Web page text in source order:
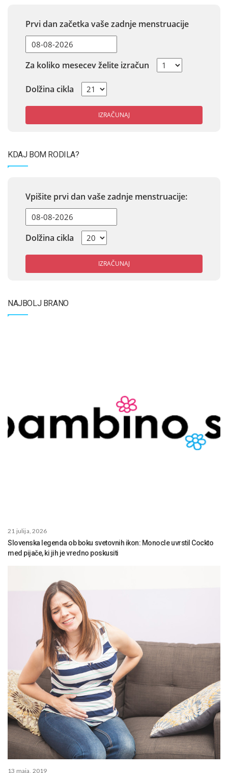
Prvi dan začetka vaše zadnje menstruacije
Za koliko mesecev želite izračun
Dolžina cikla
IZRAČUNAJ
KDAJ BOM RODILA?
Vpišite prvi dan vaše zadnje menstruacije:
Dolžina cikla
IZRAČUNAJ
NAJBOLJ BRANO
21 julija, 2026
Slovenska legenda ob boku svetovnih ikon: Monocle uvrstil Cockto
med pijače, ki jih je vredno poskusiti
13 maja, 2019